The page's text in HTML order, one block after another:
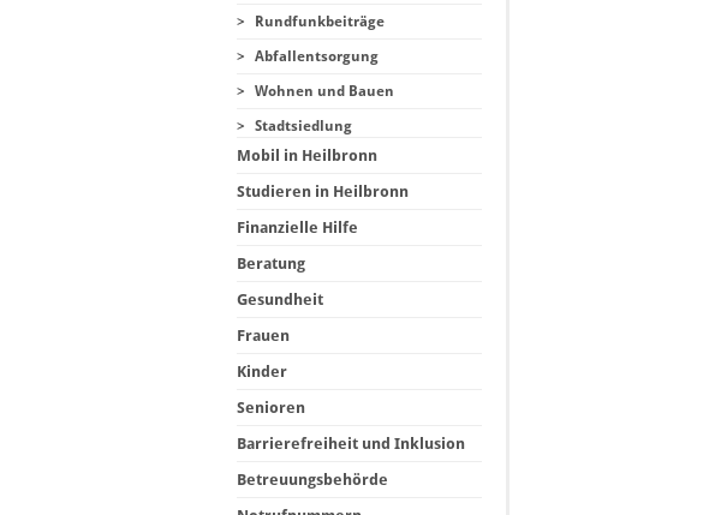
> Rundfunkbeiträge
> Abfallentsorgung
> Wohnen und Bauen
> Stadtsiedlung
Mobil in Heilbronn
Studieren in Heilbronn
Finanzielle Hilfe
Beratung
Gesundheit
Frauen
Kinder
Senioren
Barrierefreiheit und Inklusion
Betreuungsbehörde